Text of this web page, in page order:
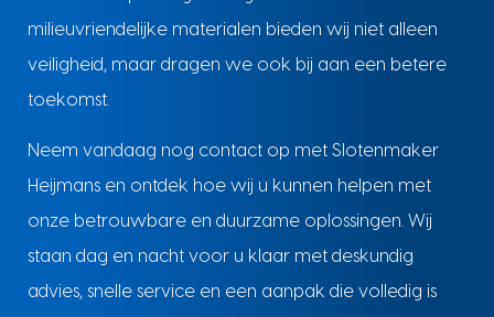
milieuvriendelijke materialen bieden wij niet alleen
veiligheid, maar dragen we ook bij aan een betere
toekomst.
Neem vandaag nog contact op met Slotenmaker
Heijmans en ontdek hoe wij u kunnen helpen met
onze betrouwbare en duurzame oplossingen. Wij
staan dag en nacht voor u klaar met deskundig
advies, snelle service en een aanpak die volledig is